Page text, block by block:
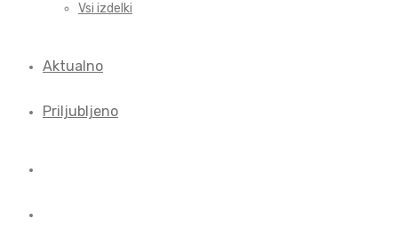
Vsi izdelki
Aktualno
Priljubljeno